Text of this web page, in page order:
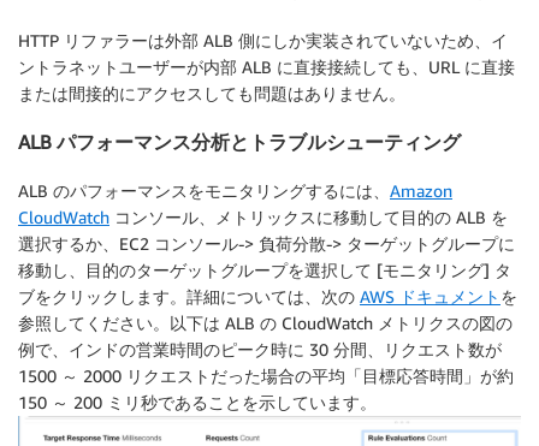
HTTP リファラーは外部 ALB 側にしか実装されていないため、イ
ントラネットユーザーが内部 ALB に直接接続しても、URL に直接
または間接的にアクセスしても問題はありません。
ALB パフォーマンス分析とトラブルシューティング
ALB のパフォーマンスをモニタリングするには、 Amazon
CloudWatch コンソール、メトリックスに移動して目的の ALB を
選択するか、EC2 コンソール-> 負荷分散-> ターゲットグループに
移動し、目的のターゲットグループを選択して [モニタリング] タ
ブをクリックします。詳細については、次の AWS ドキュメント を
参照してください。以下は ALB の CloudWatch メトリクスの図の
例で、インドの営業時間のピーク時に 30 分間、リクエスト数が
1500 ～ 2000 リクエストだった場合の平均「目標応答時間」が約
150 ～ 200 ミリ秒であることを示しています。